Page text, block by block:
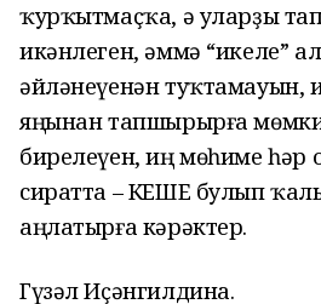
ҡурҡытмаҫҡа, ә уларҙы
икәнлеген, әммә “икеле”
әйләнеүенән туҡтамауын,
яңынан тапшырырға
бирелеүен, иң мөһиме һәр
сиратта – КЕШЕ булып
аңлатырға кәрәктер.
Гүзәл Иҫәнгилдина.